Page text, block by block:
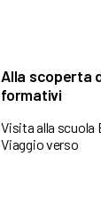
Alla scoperta
formativi
Visita alla scuola
Viaggio verso